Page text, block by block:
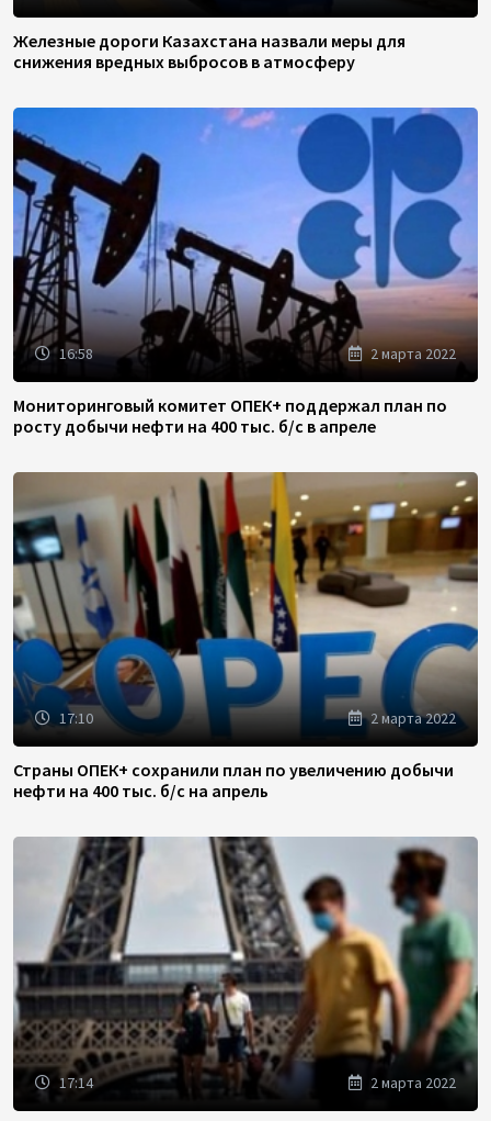
Железные дороги Казахстана назвали меры для
снижения вредных выбросов в атмосферу
16:58 2 марта 2022
Мониторинговый комитет ОПЕК+ поддержал план по
росту добычи нефти на 400 тыс. б/с в апреле
17:10 2 марта 2022
Страны ОПЕК+ сохранили план по увеличению добычи
нефти на 400 тыс. б/с на апрель
17:14 2 марта 2022